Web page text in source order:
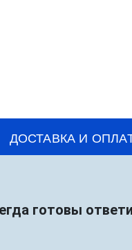
ДОСТАВКА И
готовы